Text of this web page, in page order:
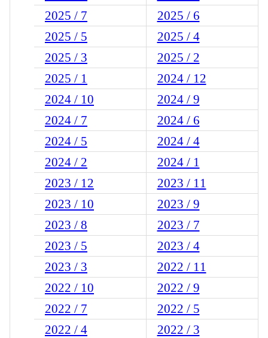
2025 / 7
2025 / 6
2025 / 5
2025 / 4
2025 / 3
2025 / 2
2025 / 1
2024 / 12
2024 / 10
2024 / 9
2024 / 7
2024 / 6
2024 / 5
2024 / 4
2024 / 2
2024 / 1
2023 / 12
2023 / 11
2023 / 10
2023 / 9
2023 / 8
2023 / 7
2023 / 5
2023 / 4
2023 / 3
2022 / 11
2022 / 10
2022 / 9
2022 / 7
2022 / 5
2022 / 4
2022 / 3